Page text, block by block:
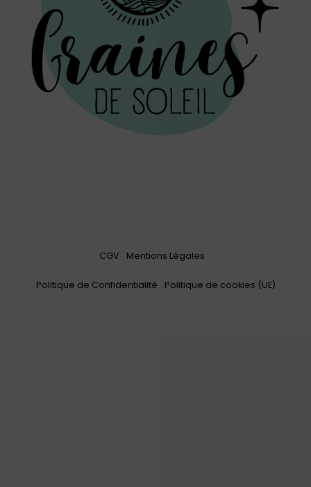
CGV Mentions Légales
Politique de Confidentialité Politique de cookies (UE)